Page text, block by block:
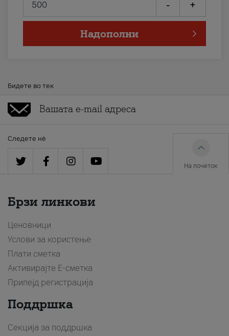
- +
Надополни
Бидете во тек
Следете нè
На почеток
Брзи линкови
Ценовници
Услови за користење
Плати сметка
Активирајте Е-сметка
Припејд регистрација
Поддршка
Секција за поддршка